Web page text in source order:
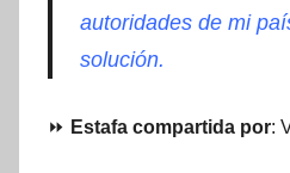
autoridades de mi
solución.
⏩ Estafa compartida por: